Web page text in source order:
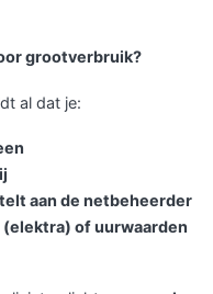
grootverbruik?
al dat je:
aan de netbeheerder
of uurwaarden